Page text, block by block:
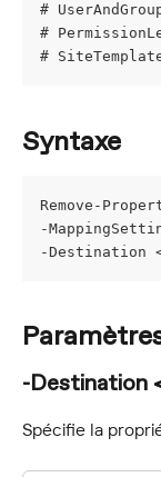
#
#
#
Syntaxe
Remove-
-
-Destination
-Destination
Spécifie la